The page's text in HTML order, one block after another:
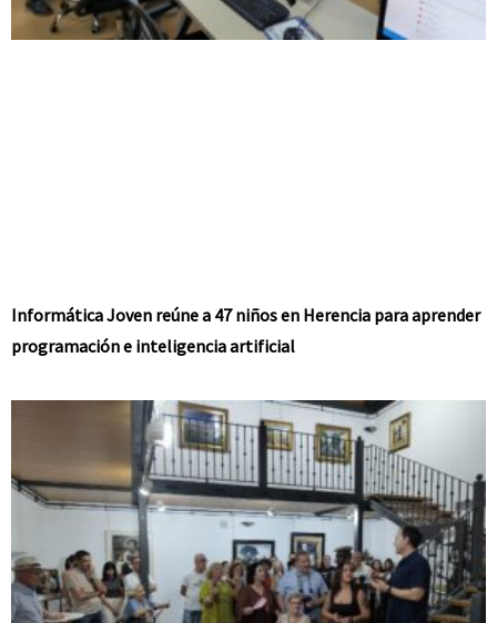
Informática Joven reúne a 47 niños en Herencia para aprender
programación e inteligencia artificial